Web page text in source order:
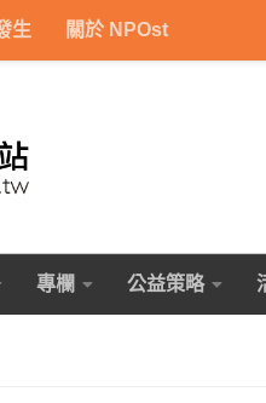
生 關於 NPOst
專欄 公益策略